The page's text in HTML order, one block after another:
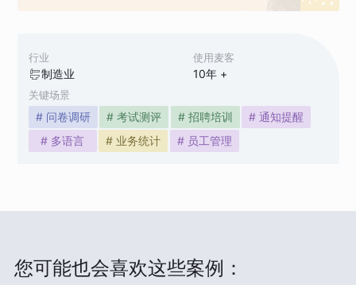
行业
制造业
使用麦客
10年 +
关键场景
# 问卷调研 # 考试测评 # 招聘培训
# 通知提醒
# 多语言
# 业务统计 # 员工管理
您可能也会喜欢这些案例：